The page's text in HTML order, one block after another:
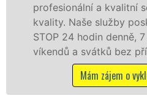
a kvalitní servis se zárukou
služby poskytujeme NON-
denně, 7 dní v týdnu
bez příplatků.
zájem o vyklízení v Opavě